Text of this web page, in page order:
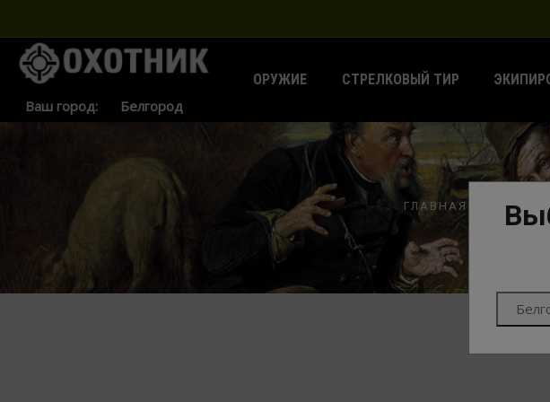
Ваш город:
ОРУЖИЕ СТРЕЛКОВЫЙ ТИР
ГЛАВНАЯ ПАТРОНЫ